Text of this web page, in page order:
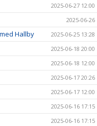
2025-06-27 12:00
2025-06-26
Hallby 2025-06-25 13:28
2025-06-18 20:00
2025-06-18 12:00
2025-06-17 20:26
2025-06-17 12:00
2025-06-16 17:15
2025-06-16 17:15